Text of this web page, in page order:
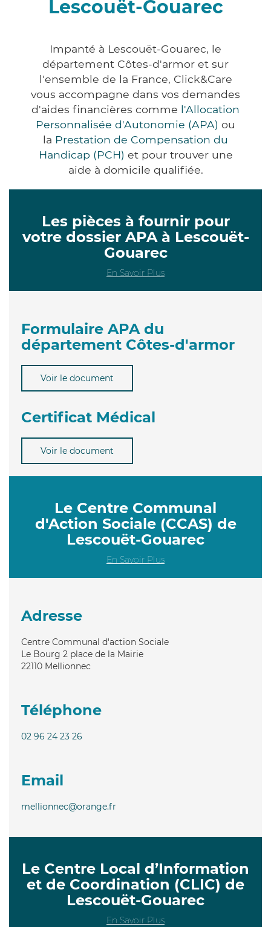
Lescouët-Gouarec
Impanté à Lescouët-Gouarec, le
département Côtes-d'armor et sur
l'ensemble de la France, Click&Care
vous accompagne dans vos demandes
d'aides financières comme l'Allocation
Personnalisée d'Autonomie (APA) ou
la Prestation de Compensation du
Handicap (PCH) et pour trouver une
aide à domicile qualifiée.
Les pièces à fournir pour
votre dossier APA à Lescouët-
Gouarec
En Savoir Plus
Formulaire APA du
département Côtes-d'armor
Voir le document
Certificat Médical
Voir le document
Le Centre Communal
d'Action Sociale (CCAS) de
Lescouët-Gouarec
En Savoir Plus
Adresse
Centre Communal d'action Sociale
Le Bourg 2 place de la Mairie
22110 Mellionnec
Téléphone
02 96 24 23 26
Email
mellionnec@orange.fr
Le Centre Local d’Information
et de Coordination (CLIC) de
Lescouët-Gouarec
En Savoir Plus